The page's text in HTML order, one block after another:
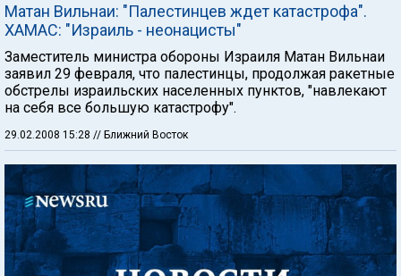
Матан Вильнаи: "Палестинцев ждет катастрофа".
ХАМАС: "Израиль - неонацисты"
Заместитель министра обороны Израиля Матан Вильнаи
заявил 29 февраля, что палестинцы, продолжая ракетные
обстрелы израильских населенных пунктов, "навлекают
на себя все большую катастрофу".
29.02.2008 15:28 // Ближний Восток